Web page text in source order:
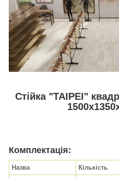
Стійка "TAIPEI"
Комплектація:
Назва Кількість